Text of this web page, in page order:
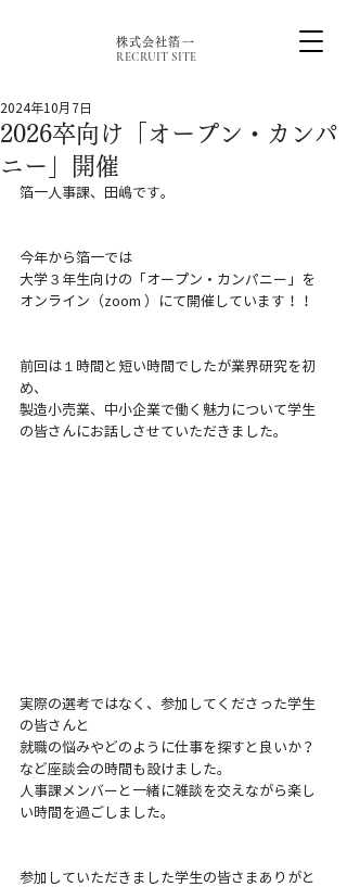
株式会社箔一
RECRUIT SITE
2026卒向け「オープン・カンパ
ニー」開催
2024年10月7日
箔一人事課、田嶋です。
今年から箔一では
大学３年生向けの「オープン・カンパニー」を
オンライン（zoom ）にて開催しています！！
前回は１時間と短い時間でしたが業界研究を初
め、
製造小売業、中小企業で働く魅力について学生
の皆さんにお話しさせていただきました。
実際の選考ではなく、参加してくださった学生
の皆さんと
就職の悩みやどのように仕事を探すと良いか？
など座談会の時間も設けました。
人事課メンバーと一緒に雑談を交えながら楽し
い時間を過ごしました。
参加していただきました学生の皆さまありがと